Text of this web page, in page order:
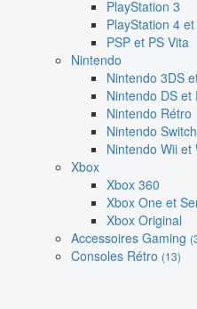
PlayStation 3
PlayStation 4
PSP et PS Vita
Nintendo
Nintendo 3DS
Nintendo DS et
Nintendo Rétro
Nintendo Switch
Nintendo Wii et
Xbox
Xbox 360
Xbox One et
Xbox Original
Accessoires Gaming
Consoles Rétro (13)